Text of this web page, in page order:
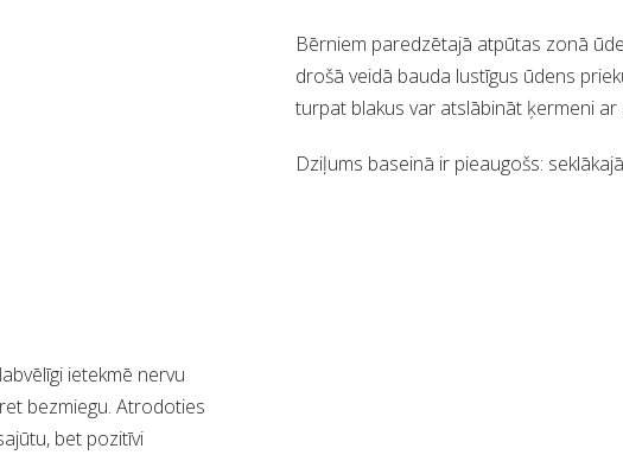
Bērniem paredzētajā atpūtas zonā
drošā veidā bauda lustīgus ūdens
turpat blakus var atslābināt ķermeni
Dziļums baseinā ir pieaugošs:
ietekmē nervu
bezmiegu. Atrodoties
bet pozitīvi